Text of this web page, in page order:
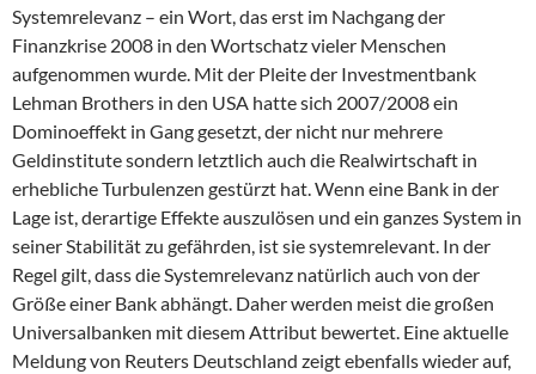
Systemrelevanz – ein Wort, das erst im Nachgang der
Finanzkrise 2008 in den Wortschatz vieler Menschen
aufgenommen wurde. Mit der Pleite der Investmentbank
Lehman Brothers in den USA hatte sich 2007/2008 ein
Dominoeffekt in Gang gesetzt, der nicht nur mehrere
Geldinstitute sondern letztlich auch die Realwirtschaft in
erhebliche Turbulenzen gestürzt hat.Wenn eine Bank in der
Lage ist, derartige Effekte auszulösen und ein ganzes System in
seiner Stabilität zu gefährden, ist sie systemrelevant. In der
Regel gilt, dass die Systemrelevanz natürlich auch von der
Größe einer Bank abhängt. Daher werden meist die großen
Universalbanken mit diesem Attribut bewertet. Eine aktuelle
Meldung von Reuters Deutschland zeigt ebenfalls wieder auf,